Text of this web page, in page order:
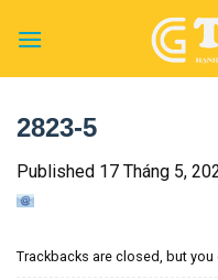
2823-5
Published 17 Tháng 5,
Trackbacks are closed, but you